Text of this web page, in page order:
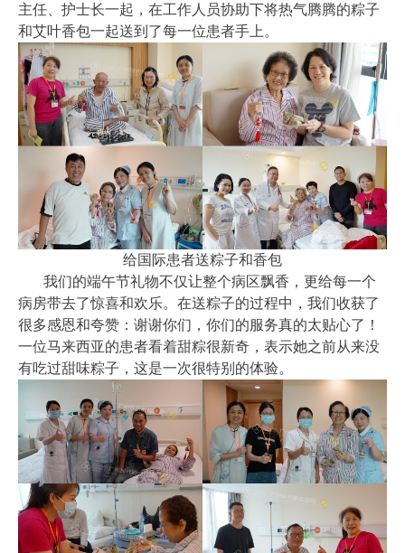
主任、护士长一起，在工作人员协助下将热气腾腾的粽子
和艾叶香包一起送到了每一位患者手上。
给国际患者送粽子和香包
我们的端午节礼物不仅让整个病区飘香，更给每一个
病房带去了惊喜和欢乐。在送粽子的过程中，我们收获了
很多感恩和夸赞：谢谢你们，你们的服务真的太贴心了！
一位马来西亚的患者看着甜粽很新奇，表示她之前从来没
有吃过甜味粽子，这是一次很特别的体验。